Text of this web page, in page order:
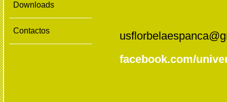
Downloads
Contactos
facebook.com/